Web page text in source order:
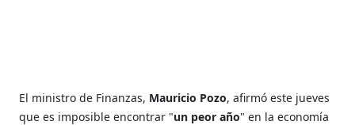
El ministro de Finanzas, Mauricio Pozo, afirmó este jueves
que es imposible encontrar "un peor año" en la economía